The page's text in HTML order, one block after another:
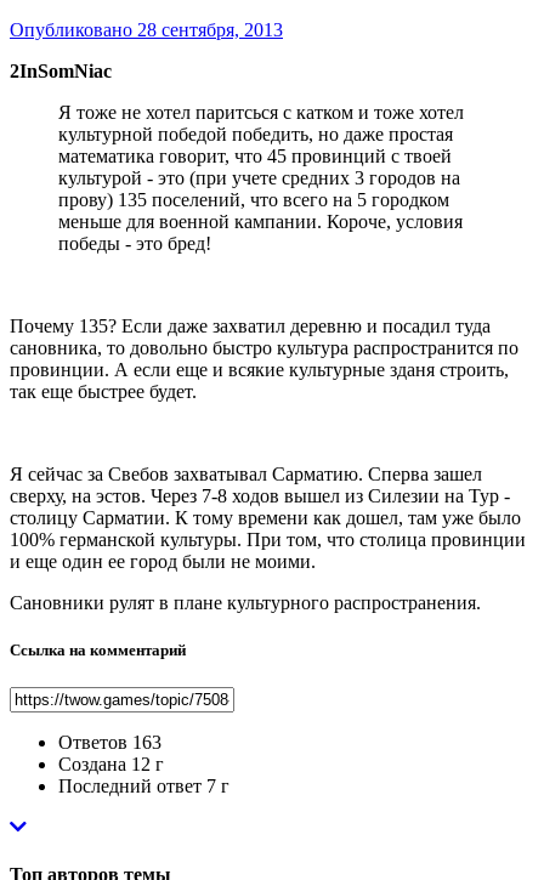
Опубликовано 28 сентября, 2013
2InSomNiac
Я тоже не хотел паритсься с катком и тоже хотел
культурной победой победить, но даже простая
математика говорит, что 45 провинций с твоей
культурой - это (при учете средних 3 городов на
прову) 135 поселений, что всего на 5 городком
меньше для военной кампании. Короче, условия
победы - это бред!
Почему 135? Если даже захватил деревню и посадил туда
сановника, то довольно быстро культура распространится по
провинции. А если еще и всякие культурные зданя строить,
так еще быстрее будет.
Я сейчас за Свебов захватывал Сарматию. Сперва зашел
сверху, на эстов. Через 7-8 ходов вышел из Силезии на Тур -
столицу Сарматии. К тому времени как дошел, там уже было
100% германской культуры. При том, что столица провинции
и еще один ее город были не моими.
Сановники рулят в плане культурного распространения.
Ссылка на комментарий
Ответов 163
Создана 12 г
Последний ответ 7 г
Топ авторов темы